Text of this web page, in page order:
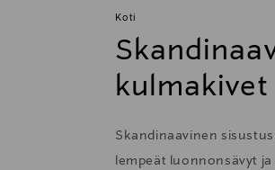
Koti
kulmakivet
Skandinaavinen
lempeät luonnonsävyt